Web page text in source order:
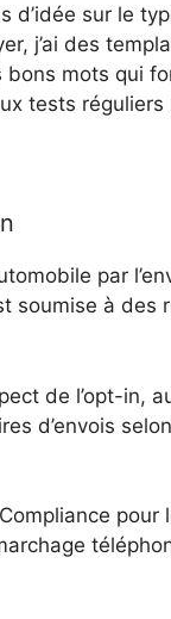
d’idée sur le
j’ai des
bons mots qui
tests réguliers
par
soumise à des
de l’opt-in,
d’envois
pour